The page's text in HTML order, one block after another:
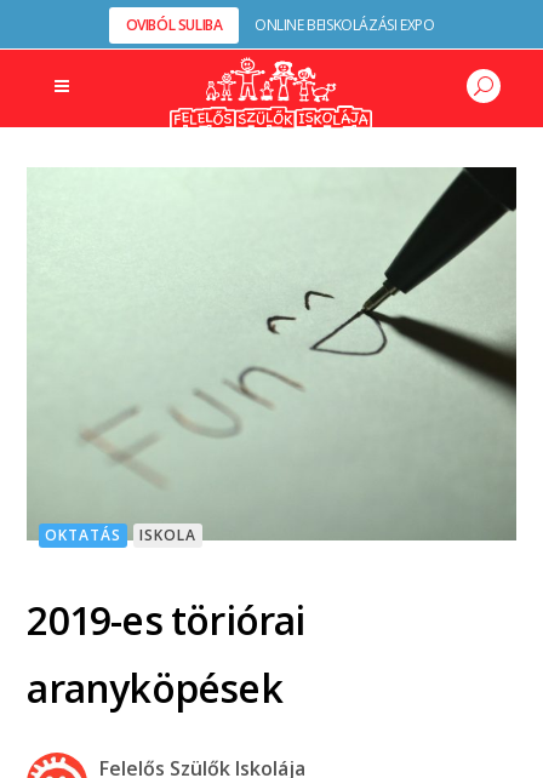
OVIBÓL SULIBA ONLINE BEISKOLÁZÁSI EXPO
OKTATÁS ISKOLA
2019-es töriórai
aranyköpések
Felelős Szülők Iskolája